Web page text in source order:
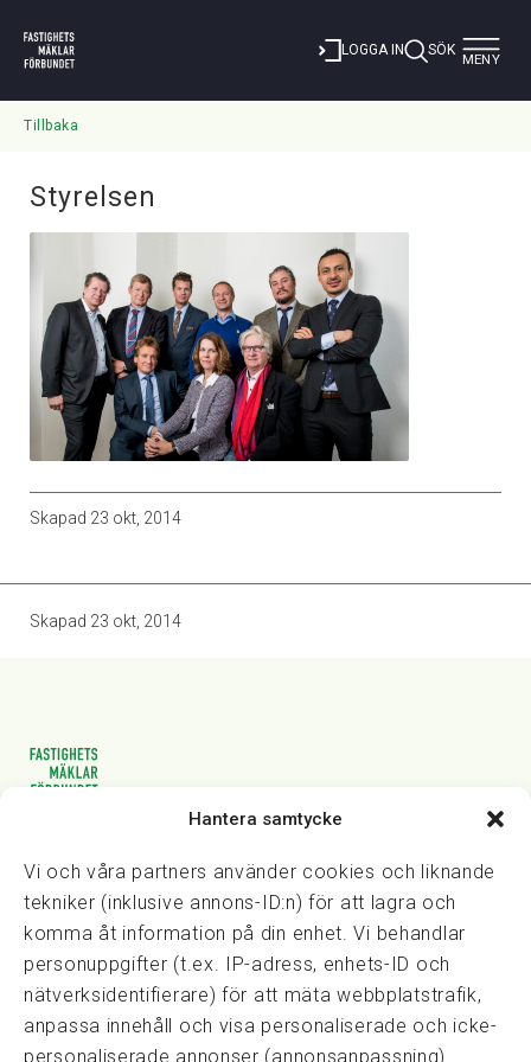
Hantera samtycke
Vi och våra partners använder cookies och liknande
tekniker (inklusive annons-ID:n) för att lagra och
komma åt information på din enhet. Vi behandlar
personuppgifter (t.ex. IP-adress, enhets-ID och
nätverksidentifierare) för att mäta webbplatstrafik,
anpassa innehåll och visa personaliserade och icke-
personaliserade annonser (annonsanpassning).
LOGGA IN SÖK Toggle
MENY
Tillbaka
Styrelsen
Skapad 23 okt, 2014
Skapad 23 okt, 2014
Vasagatan 28, 111 20 Stockholm
kansli@fmf.se
Snabblänkar
Prisexempel
Medarbetare